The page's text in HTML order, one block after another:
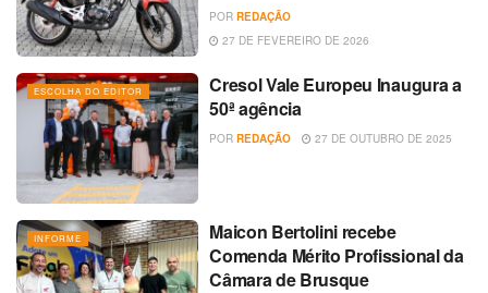
POR REDAÇÃO
27 DE FEVEREIRO DE 2026
ESCOLHA DO EDITOR
Cresol Vale Europeu Inaugura a
50ª agência
POR REDAÇÃO 27 DE OUTUBRO DE 2025
INFORME
Maicon Bertolini recebe
Comenda Mérito Profissional da
Câmara de Brusque